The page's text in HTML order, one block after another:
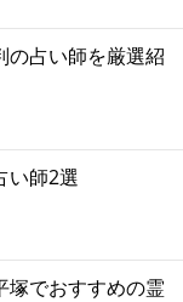
の占い師を厳選紹
い師2選
塚でおすすめの霊